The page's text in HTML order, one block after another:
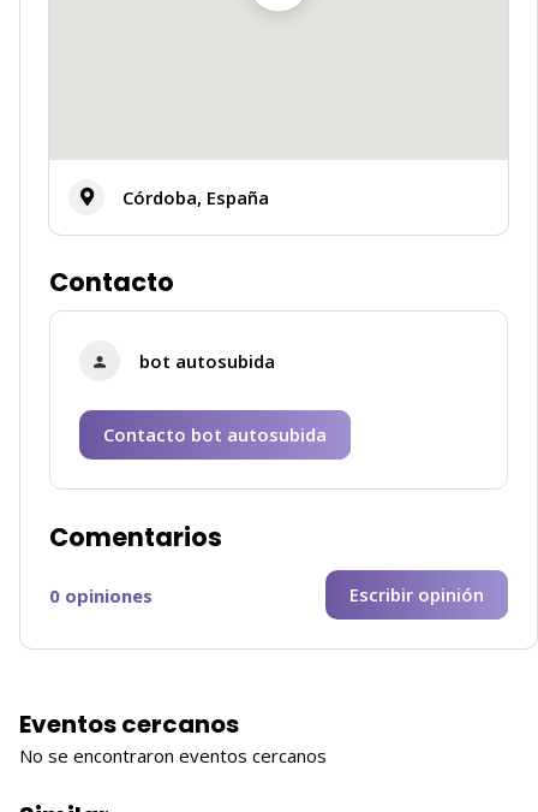
Córdoba, España
Contacto
bot autosubida
Contacto bot autosubida
Comentarios
0 opiniones Escribir opinión
Eventos cercanos
No se encontraron eventos cercanos